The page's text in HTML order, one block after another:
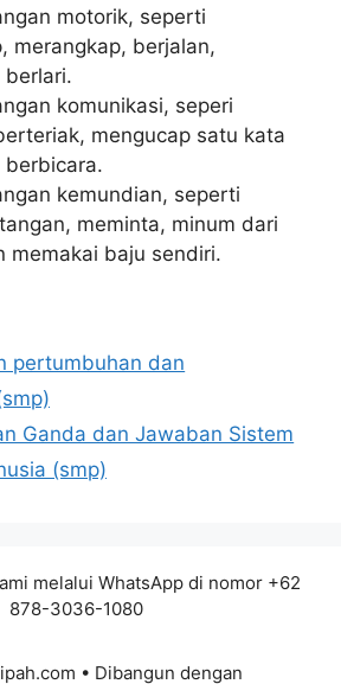
motorik, seperti
merangkap, berjalan,
berlari.
komunikasi, seperi
mengucap satu kata
berbicara.
kemundian, seperti
meminta, minum dari
memakai baju sendiri.
pertumbuhan dan
Ganda dan Jawaban Sistem
(smp)
melalui WhatsApp di nomor +62
878-3036-1080
• Dibangun dengan